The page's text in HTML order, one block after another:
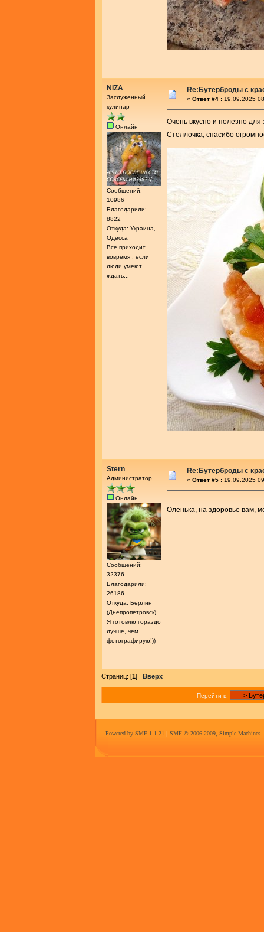
NIZA
Заслуженный
кулинар
Онлайн
Сообщений:
10986
Благодарили:
8822
Откуда: Украина,
Одесса
Все приходит
вовремя , если
люди умеют
ждать...
Re:Бутерброды с
« Ответ #4 : 19.09.2025
Очень вкусно и полезно
Стеллочка, спасибо
Stern
Администратор
Онлайн
Сообщений:
32376
Благодарили:
26186
Откуда: Берлин
(Днепропетровск)
Я готовлю гораздо
лучше, чем
фотографирую!))
Re:Бутерброды с
« Ответ #5 : 19.09.2025
Оленька, на здоровье вам,
Страниц: [1] Вверх
Перейти в:
Powered by SMF 1.1.21 | SMF © 2006-2009, Simple Machines